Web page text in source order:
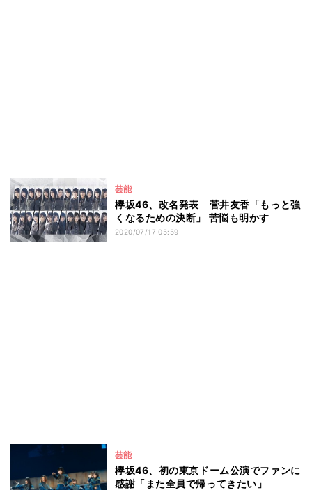
芸能
欅坂46、改名発表 菅井友香「もっと強
くなるための決断」 苦悩も明かす
2020/07/17 05:59
芸能
欅坂46、初の東京ドーム公演でファンに
感謝「また全員で帰ってきたい」